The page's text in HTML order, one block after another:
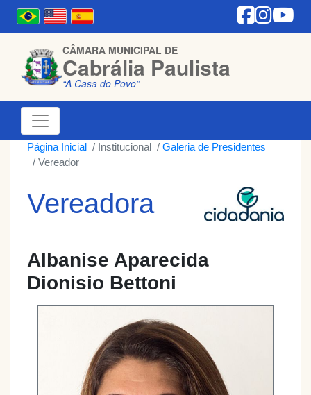
CÂMARA MUNICIPAL DE
Cabrália Paulista
“A Casa do Povo”
Página Inicial Institucional
Galeria de Presidentes
Vereador
Vereadora
Albanise Aparecida
Dionisio Bettoni